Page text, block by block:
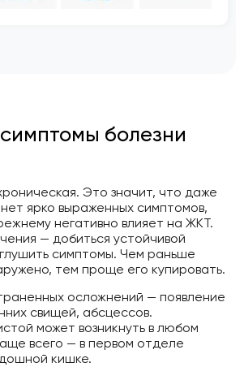
болезни
Это значит, что даже
ярко выраженных симптомов,
негативно влияет на ЖКТ.
— добиться устойчивой
симптомы. Чем раньше
тем проще его купировать.
осложнений — появление
свищей, абсцессов.
может возникнуть в любом
всего — в первом отделе
кишке.